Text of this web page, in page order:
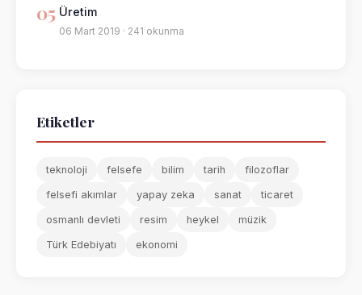
05 Üretim
06 Mart 2019 · 241 okunma
Etiketler
teknoloji felsefe bilim tarih filozoflar
felsefi akımlar yapay zeka sanat ticaret
osmanlı devleti resim heykel müzik
Türk Edebiyatı ekonomi